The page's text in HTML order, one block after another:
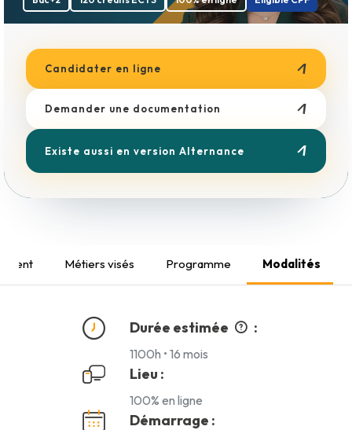
Boulangerie
Esthétique
Coiffure
Métiers du Bâtiment
Candidater en ligne
Demander une documentation
Existe aussi en version Alternance
Métiers visés Programme Modalités
Durée estimée :
1100h • 16 mois
Lieu :
100% en ligne
Démarrage :